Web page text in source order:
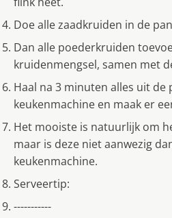
Doe alle zaadkruiden in de
Dan alle poederkruiden
kruidenmengsel, samen met
Haal na 3 minuten alles uit de
keukenmachine en maak er
Het mooiste is natuurlijk om
maar is deze niet aanwezig
keukenmachine.
Serveertip:
-----------